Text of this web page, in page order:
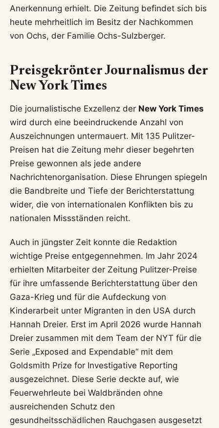
Anerkennung erhielt. Die Zeitung befindet sich bis
heute mehrheitlich im Besitz der Nachkommen
von Ochs, der Familie Ochs-Sulzberger.
Preisgekrönter Journalismus der
New York Times
Die journalistische Exzellenz der New York Times
wird durch eine beeindruckende Anzahl von
Auszeichnungen untermauert. Mit 135 Pulitzer-
Preisen hat die Zeitung mehr dieser begehrten
Preise gewonnen als jede andere
Nachrichtenorganisation. Diese Ehrungen spiegeln
die Bandbreite und Tiefe der Berichterstattung
wider, die von internationalen Konflikten bis zu
nationalen Missständen reicht.
Auch in jüngster Zeit konnte die Redaktion
wichtige Preise entgegennehmen. Im Jahr 2024
erhielten Mitarbeiter der Zeitung Pulitzer-Preise
für ihre umfassende Berichterstattung über den
Gaza-Krieg und für die Aufdeckung von
Kinderarbeit unter Migranten in den USA durch
Hannah Dreier. Erst im April 2026 wurde Hannah
Dreier zusammen mit dem Team der NYT für die
Serie „Exposed and Expendable“ mit dem
Goldsmith Prize for Investigative Reporting
ausgezeichnet. Diese Serie deckte auf, wie
Feuerwehrleute bei Waldbränden ohne
ausreichenden Schutz den
gesundheitsschädlichen Rauchgasen ausgesetzt